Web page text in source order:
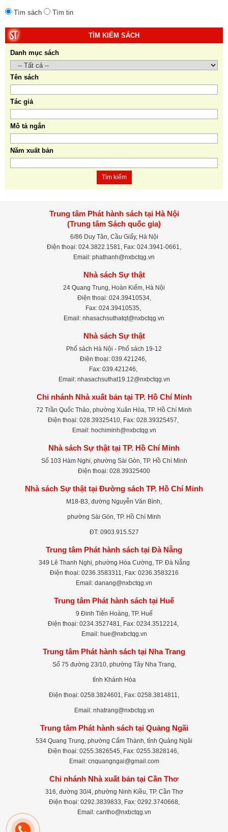
Tìm sách Tìm tin
TÌM KIẾM SÁCH
Danh mục sách
Tên sách
Tác giả
Mô tả ngắn
Năm xuất bản
Tìm kiếm
Trung tâm Phát hành sách tại Hà Nội
(Trung tâm Sách quốc gia)
6/86 Duy Tân, Cầu Giấy, Hà Nội
Điện thoại: 024.3822.1581, Fax: 024.3941-0661,
Email: phathanh@nxbctqg.vn
Nhà sách Sự thật
24 Quang Trung, Hoàn Kiếm, Hà Nội
Điện thoại: 024.39410534,
Fax: 024.39410535,
Email: nhasachsuthatqt@nxbctqg.vn
Nhà sách Sự thật
Phố sách Hà Nội - Phố sách 19-12
Điện thoại: 039.421246,
Fax: 039.421246,
Email: nhasachsuthat19.12@nxbctqg.vn
Chi nhánh Nhà xuất bản tại TP. Hồ Chí Minh
72 Trần Quốc Thảo, phường Xuân Hòa, TP. Hồ Chí Minh
Điện thoại: 028.39325410, Fax: 028.39325457,
Email: hochiminh@nxbctqg.vn
Nhà sách Sự thật tại TP. Hồ Chí Minh
Số 103 Hàm Nghi, phường Sài Gòn, TP. Hồ Chí Minh
Điện thoại: 028.39325400
Nhà sách Sự thật tại Đường sách TP. Hồ Chí Minh
M18-B3, đường Nguyễn Văn Bình,
phường Sài Gòn, TP. Hồ Chí Minh
ĐT: 0903.915.527
Trung tâm Phát hành sách tại Đà Nẵng
349 Lê Thanh Nghị, phường Hòa Cường, TP. Đà Nẵng
Điện thoại: 0236.3583311, Fax: 0236.3583216
Email: danang@nxbctqg.vn
Trung tâm Phát hành sách tại Huế
9 Đinh Tiên Hoàng, TP. Huế
Điện thoại: 0234.3527481, Fax: 0234.3512214,
Email: hue@nxbctqg.vn
Trung tâm Phát hành sách tại Nha Trang
Số 75 đường 23/10, phường Tây Nha Trang,
tỉnh Khánh Hòa
Điện thoại: 0258.3824601, Fax: 0258.3814811,
Email: nhatrang@nxbctqg.vn
Trung tâm Phát hành sách tại Quảng Ngãi
534 Quang Trung, phường Cẩm Thành, tỉnh Quảng Ngãi
Điện thoại: 0255.3826545, Fax: 0255.3828146,
Email: cnquangngai@gmail.com
Chi nhánh Nhà xuất bản tại Cần Thơ
316, đường 30/4, phường Ninh Kiều, TP. Cần Thơ
Điện thoại: 0292.3839833, Fax: 0292.3740668,
Email: cantho@nxbctqg.vn